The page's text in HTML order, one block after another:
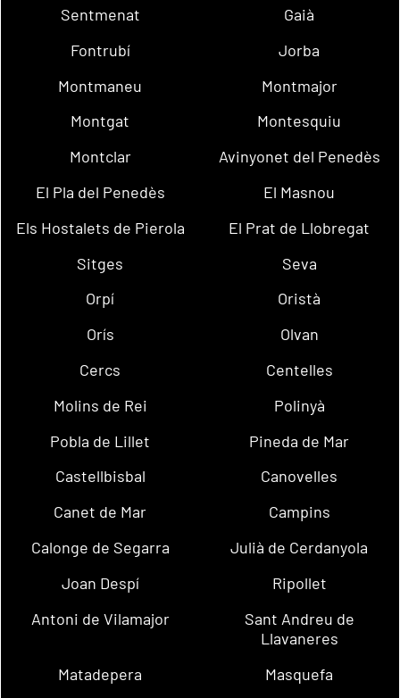
Sentmenat
Gaià
Fontrubí
Jorba
Montmaneu
Montmajor
Montgat
Montesquiu
Montclar
Avinyonet del Penedès
El Pla del Penedès
El Masnou
Els Hostalets de Pierola
El Prat de Llobregat
Sitges
Seva
Orpí
Oristà
Orís
Olvan
Cercs
Centelles
Molins de Rei
Polinyà
Pobla de Lillet
Pineda de Mar
Castellbisbal
Canovelles
Canet de Mar
Campins
Calonge de Segarra
Julià de Cerdanyola
Joan Despí
Ripollet
Antoni de Vilamajor
Sant Andreu de
Llavaneres
Matadepera
Masquefa